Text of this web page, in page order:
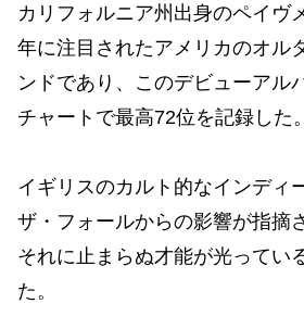
カリフォルニア州出身のペイヴ
年に注目されたアメリカのオル
ンドであり、このデビューアル
チャートで最高72位を記録した。
イギリスのカルト的なインディ
ザ・フォールからの影響が指摘
それに止まらぬ才能が光ってい
た。